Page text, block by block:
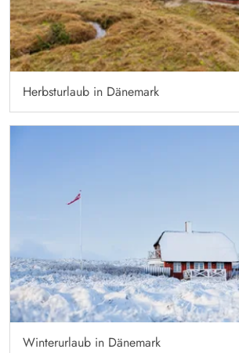
Herbsturlaub in Dänemark
Winterurlaub in Dänemark